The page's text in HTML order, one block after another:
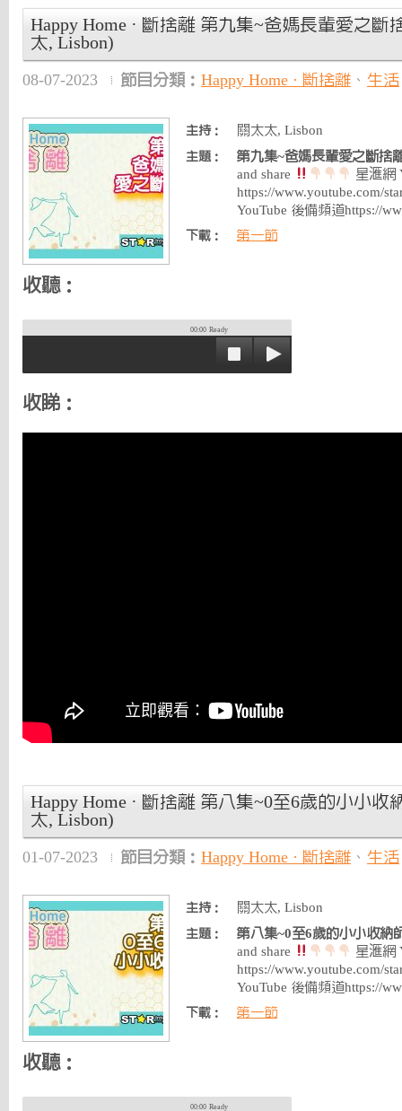
Happy Home · 斷捨離 第九集~爸媽長輩愛之斷
太, Lisbon)
08-07-2023 節目分類： Happy Home · 斷捨離 、 生活
主持： 關太太, Lisbon
主題：
第九集~爸媽長輩愛之斷捨
and share
星滙網
https://www.youtube.com/
YouTube 後備頻道https://
下載： 第一節
收聽：
00:00 Ready
收睇：
Happy Home · 斷捨離 第八集~0至6歲的小小收
太, Lisbon)
01-07-2023 節目分類： Happy Home · 斷捨離 、 生活
主持： 關太太, Lisbon
主題：
第八集~0至6歲的小小收納
and share
星滙網
https://www.youtube.com/
YouTube 後備頻道https://
下載： 第一節
收聽：
00:00 Ready